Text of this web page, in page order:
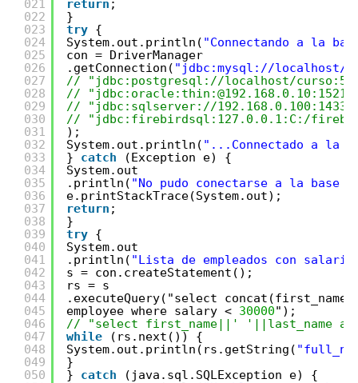
021
022
023
024
025
026
027
028
029
030
031
032
033
034
035
036
037
038
039
040
041
042
043
044
045
046
047
048
049
050
return ;
}
try {
System.out.println( "Connectando a la
con = DriverManager
.getConnection( "jdbc:mysql://localhost/
// "jdbc:postgresql://localhost/
// "jdbc:oracle:thin:@192.168.0.10:1521/
// "jdbc:sqlserver://192.168.0.100:1433/
// "jdbc:firebirdsql:127.0.0.1:C:/
);
System.out.println( "...Connectado a la
} catch
(Exception e) {
System.out
.println( "No pudo conectarse a la base
e.printStackTrace(System.out);
return ;
}
try {
System.out
.println( "Lista de empleados con
s = con.createStatement();
rs = s
.executeQuery("select concat(first_name,
employee where salary < 30000");
// "select first_name||' '||last_name as
while
(rs.next()) {
System.out.println(rs.getString(
}
} catch
(java.sql.SQLException e) {